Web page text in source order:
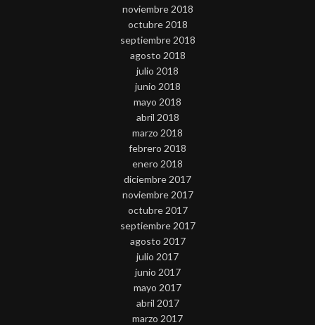
noviembre 2018
octubre 2018
septiembre 2018
agosto 2018
julio 2018
junio 2018
mayo 2018
abril 2018
marzo 2018
febrero 2018
enero 2018
diciembre 2017
noviembre 2017
octubre 2017
septiembre 2017
agosto 2017
julio 2017
junio 2017
mayo 2017
abril 2017
marzo 2017